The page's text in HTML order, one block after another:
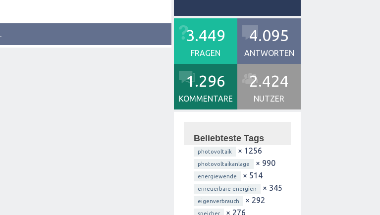
. 3.449
FRAGEN
4.095
ANTWORTEN
1.296
KOMMENTARE
2.424
NUTZER
Beliebteste Tags
photovoltaik × 1256
photovoltaikanlage × 990
energiewende × 514
erneuerbare energien × 345
eigenverbrauch × 292
speicher × 276